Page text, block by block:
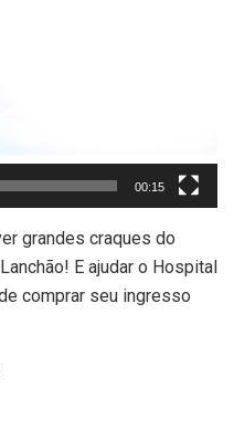
00:15
grandes craques do
E ajudar o Hospital
comprar seu ingresso